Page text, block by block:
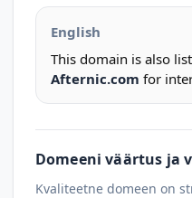
English
This domain is also
Afternic.com for
Domeeni väärtus ja
Kvaliteetne domeen on